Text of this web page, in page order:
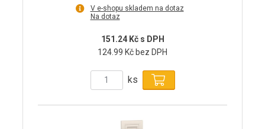
V e-shopu skladem na dotaz
Na dotaz
151.24 Kč s DPH
124.99 Kč bez DPH
ks